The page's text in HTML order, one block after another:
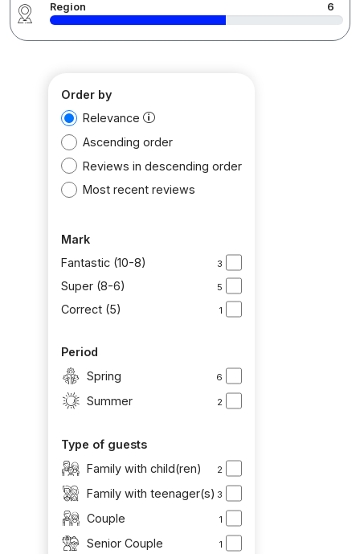
Region 6
Order by
Relevance
Ascending order
Reviews in descending order
Most recent reviews
Mark
Fantastic (10-8)
3
Super (8-6) 5
Correct (5) 1
Period
Spring
6
Summer 2
Type of guests
Family with child(ren)
2
Family with teenager(s) 3
Couple 1
Senior Couple 1